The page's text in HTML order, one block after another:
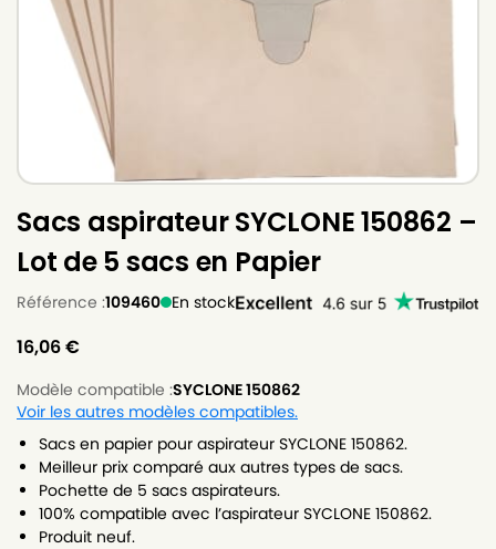
Sacs aspirateur SYCLONE 150862 –
Lot de 5 sacs en Papier
Référence :109460 En stock
16,06€
Modèle compatible :SYCLONE 150862
Voir les autres modèles compatibles.
Sacs en papier pour aspirateur SYCLONE 150862.
Meilleur prix comparé aux autres types de sacs.
Pochette de 5 sacs aspirateurs.
100% compatible avec l’aspirateur SYCLONE 150862.
Produit neuf.